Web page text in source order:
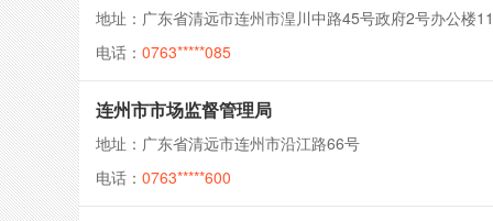
地址：广东省清远市连州市湟川中路45号政府2号办公楼
电话： 0763*****085
连州市市场监督管理局
地址：广东省清远市连州市沿江路66号
电话： 0763*****600